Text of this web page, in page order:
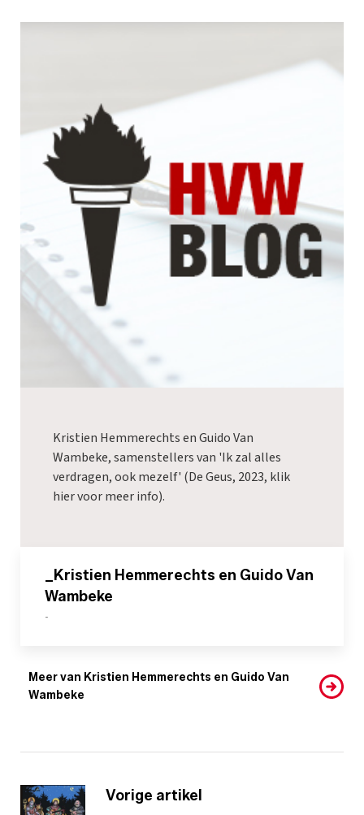
Kristien Hemmerechts en Guido Van
Wambeke, samenstellers van 'Ik zal alles
verdragen, ook mezelf' (De Geus, 2023, klik
hiervoor meer info).
_Kristien Hemmerechts en Guido Van
Wambeke
-
Meer van Kristien Hemmerechts en Guido Van
Wambeke
Vorige artikel